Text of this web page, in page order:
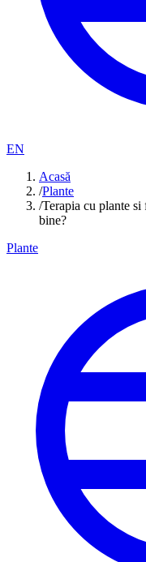
EN
Acasă
/Plante
/Terapia cu plante
bine?
Plante